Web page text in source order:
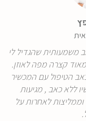
התוצאות מדברות בעד
רואים שיפור, אין
מתבצעת בעוצמה חזקה,
כיף שזה מתאים לכל